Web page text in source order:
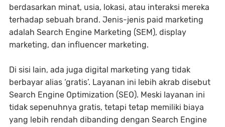
berdasarkan minat, usia, lokasi, atau interaksi mereka
terhadap sebuah brand. Jenis-jenis paid marketing
adalah Search Engine Marketing (SEM), display
marketing, dan influencer marketing.
Di sisi lain, ada juga digital marketing yang tidak
berbayar alias ‘gratis’. Layanan ini lebih akrab disebut
Search Engine Optimization (SEO). Meski layanan ini
tidak sepenuhnya gratis, tetapi tetap memiliki biaya
yang lebih rendah dibanding dengan Search Engine